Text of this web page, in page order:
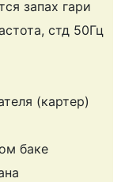
запах гари
стд 50Гц
(картер)
баке